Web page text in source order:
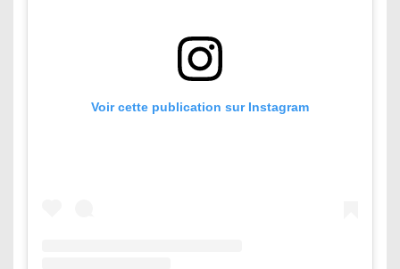
Voir cette publication sur Instagram